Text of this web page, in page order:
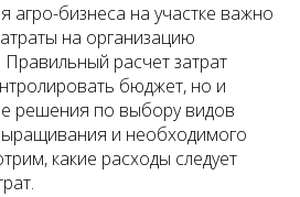
агро-бизнеса на участке важно
на организацию
Правильный расчет затрат
бюджет, но и
решения по выбору видов
и необходимого
какие расходы следует